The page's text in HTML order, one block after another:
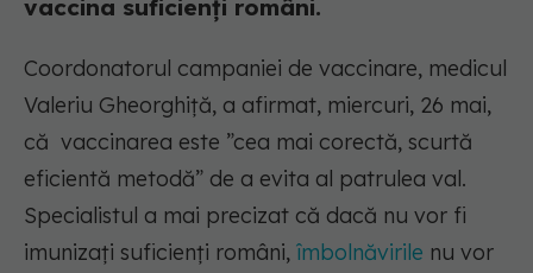
vaccina suficienți români.
Coordonatorul campaniei de vaccinare, medicul
Valeriu Gheorghiță, a afirmat, miercuri, 26 mai,
că vaccinarea este ”cea mai corectă, scurtă
eficientă metodă” de a evita al patrulea val.
Specialistul a mai precizat că dacă nu vor fi
imunizați suficienți români, îmbolnăvirile nu vor